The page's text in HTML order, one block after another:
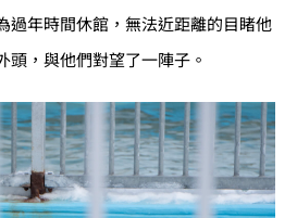
過年時間休館，無法近距離的目睹他
頭，與他們對望了一陣子。